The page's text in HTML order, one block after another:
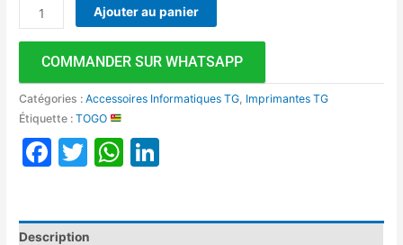
Ajouter au panier
COMMANDER SUR WHATSAPP
Catégories :Accessoires Informatiques TG, Imprimantes TG
Étiquette :TOGO
Facebook
TwitterWhatsApp
Description